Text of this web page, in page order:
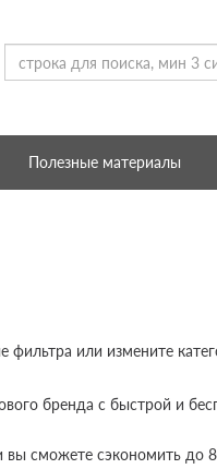
Полезные материалы
фильтра или измените
бренда с быстрой и
сможете сэкономить до